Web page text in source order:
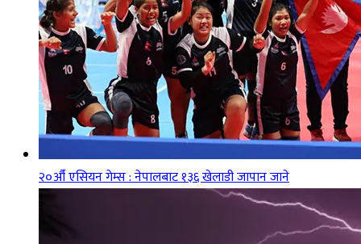
२०औँ एसियन गेम्स : नेपालबाट १३६ खेलाडी जापान जाने